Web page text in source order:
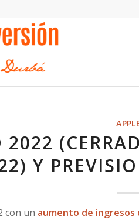
Y
con un aumento de ingresos